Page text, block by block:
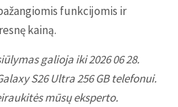
funkcijomis ir
kainą.
galioja iki 2026 06 28.
S26 Ultra 256 GB telefonui.
mūsų eksperto.